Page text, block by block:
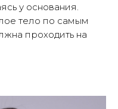
у основания.
тело по самым
проходить на